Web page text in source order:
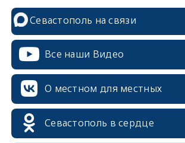
Севастополь на связи
Все наши Видео
О местном для местных
Севастополь в сердце